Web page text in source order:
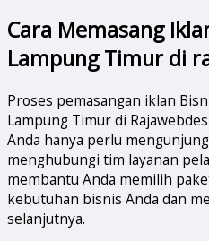
Cara Memasang
Lampung Timur di
Proses pemasangan iklan
Lampung Timur di
Anda hanya perlu
menghubungi tim layanan
membantu Anda memilih
kebutuhan bisnis Anda dan
selanjutnya.